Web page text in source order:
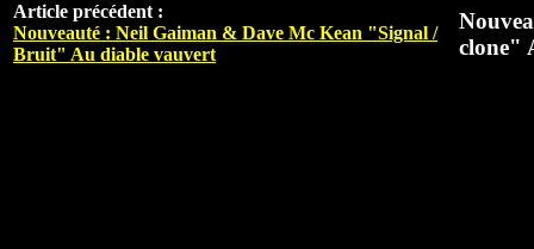
Article précédent :
Nouveauté : Neil Gaiman & Dave Mc Kean "Signal /
Bruit" Au diable vauvert
clone"